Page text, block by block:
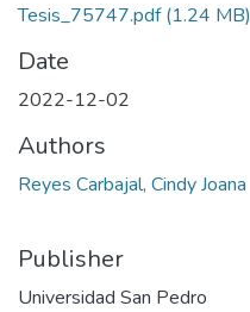
Tesis_75747.pdf(1.24 MB)
Date
2022-12-02
Authors
Reyes Carbajal, Cindy Joana
Publisher
Universidad San Pedro